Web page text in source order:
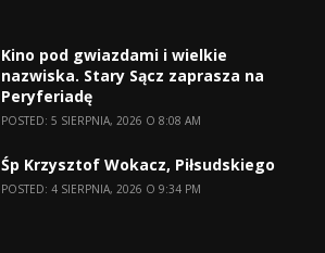
Kino pod gwiazdami i wielkie
nazwiska. Stary Sącz zaprasza na
Peryferiadę
POSTED: 5 SIERPNIA, 2026 O 8:08 AM
Śp Krzysztof Wokacz, Piłsudskiego
POSTED: 4 SIERPNIA, 2026 O 9:34 PM